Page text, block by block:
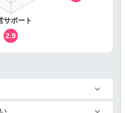
サポート
2.9